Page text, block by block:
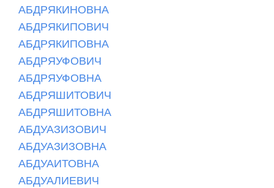
АБДРЯКИНОВНА
АБДРЯКИПОВИЧ
АБДРЯКИПОВНА
АБДРЯУФОВИЧ
АБДРЯУФОВНА
АБДРЯШИТОВИЧ
АБДРЯШИТОВНА
АБДУАЗИЗОВИЧ
АБДУАЗИЗОВНА
АБДУАИТОВНА
АБДУАЛИЕВИЧ